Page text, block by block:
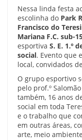
Nessa linda festa
escolinha do Park
Francisco do
Mariana F.C. sub-
esportiva S. E. 1.º
social. Evento que
local, convidados
O grupo esportivo
pelo prof.º
também, 16 anos
social em toda
e o trabalho que
em outras áreas,
arte, meio